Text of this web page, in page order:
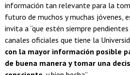
información tan relevante para la
futuro de muchos y muchas jóvenes,
invita a “que estén siempre
canales oficiales que tiene la
con la mayor información posible
de buena manera y tomar una